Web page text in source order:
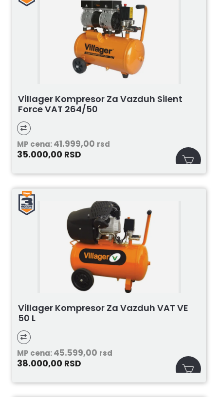
Villager Kompresor Za Vazduh Silent
Force VAT 264/50
MP cena:41.999,00 rsd
35.000,00 RSD
Villager Kompresor Za Vazduh VAT VE
50 L
MP cena:45.599,00 rsd
38.000,00 RSD